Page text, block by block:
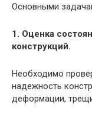
Основными
1. Оценка
конструкций.
Необходимо
надежность
деформации,